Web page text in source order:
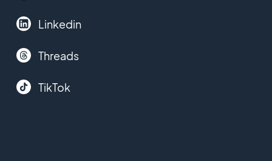
Linkedin
Threads
TikTok